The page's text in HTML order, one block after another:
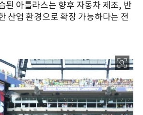
된 아틀라스는 향후 자동차 제조, 반
산업 환경으로 확장 가능하다는 전